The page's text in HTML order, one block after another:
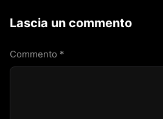
Lascia un commento
Commento *